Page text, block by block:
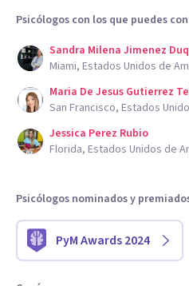
Psicólogos con los que puedes
Sandra Milena Jimenez
Miami, Estados Unidos de
Maria De Jesus Gutierrez
San Francisco, Estados
Jessica Perez Rubio
Florida, Estados Unidos de
Psicólogos nominados y
PyM Awards 2024